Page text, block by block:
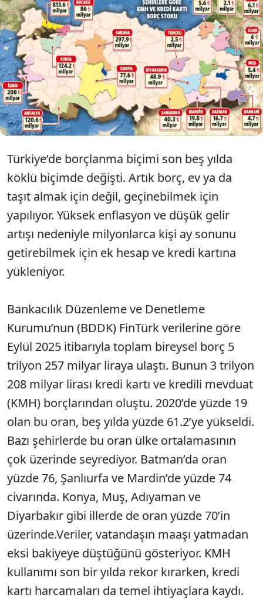
5 yılda kredi kartı ve kredili mevduat hesabı
borçlarının payı yüzde 19’dan yüzde 61’e çıktı.
Ardahanlı geliri yetmeyince ek hesaba sarıldı,
Batman’ın her 100 liralık borcunun 65 lirası
kredi kartından kaynaklandı.
Türkiye’de borçlanma biçimi son beş yılda
köklü biçimde değişti. Artık borç, ev ya da
taşıt almak için değil, geçinebilmek için
yapılıyor. Yüksek enflasyon ve düşük gelir
artışı nedeniyle milyonlarca kişi ay sonunu
getirebilmek için ek hesap ve kredi kartına
yükleniyor.
Bankacılık Düzenleme ve Denetleme
Kurumu’nun (BDDK) FinTürk verilerine göre
Eylül 2025 itibarıyla toplam bireysel borç 5
trilyon 257 milyar liraya ulaştı. Bunun 3 trilyon
208 milyar lirası kredi kartı ve kredili mevduat
(KMH) borçlarından oluştu. 2020’de yüzde 19
olan bu oran, beş yılda yüzde 61.2’ye yükseldi.
Bazı şehirlerde bu oran ülke ortalamasının
çok üzerinde seyrediyor. Batman’da oran
yüzde 76, Şanlıurfa ve Mardin’de yüzde 74
civarında. Konya, Muş, Adıyaman ve
Diyarbakır gibi illerde de oran yüzde 70’in
üzerinde.Veriler, vatandaşın maaşı yatmadan
eksi bakiyeye düştüğünü gösteriyor. KMH
kullanımı son bir yılda rekor kırarken, kredi
kartı harcamaları da temel ihtiyaçlara kaydı.